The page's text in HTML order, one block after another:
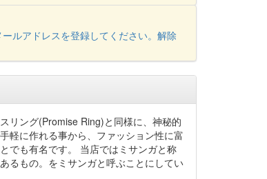
ルアドレスを登録してください。解除
リング(Promise Ring)と同様に、神秘的
軽に作れる事から、ファッション性に富
でも有名です。 当店ではミサンガと称
るもの。をミサンガと呼ぶことにしてい